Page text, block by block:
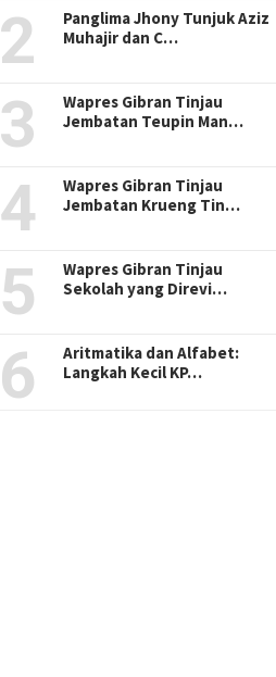
2
Panglima Jhony Tunjuk Aziz
Muhajir dan C…
3
Wapres Gibran Tinjau
Jembatan Teupin Man…
4
Wapres Gibran Tinjau
Jembatan Krueng Tin…
5
Wapres Gibran Tinjau
Sekolah yang Direvi…
6
Aritmatika dan Alfabet:
Langkah Kecil KP…